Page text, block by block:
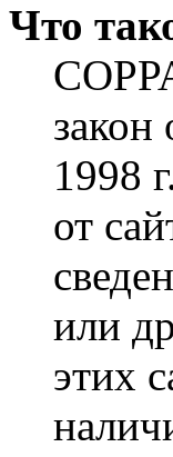
Что
закон
1998
от
или
этих